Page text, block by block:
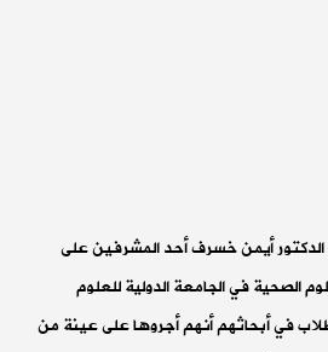
الدكتور أيمن خسرف أحد المشرفين على
الصحية في الجامعة الدولية للعلوم
في أبحاثهم أنهم أجروها على عينة من